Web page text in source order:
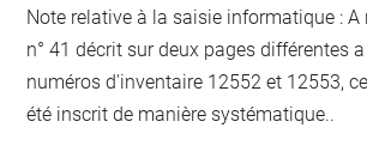
Note relative à la saisie informatique : A
n° 41 décrit sur deux pages différentes
numéros d'inventaire 12552 et 12553,
été inscrit de manière systématique..